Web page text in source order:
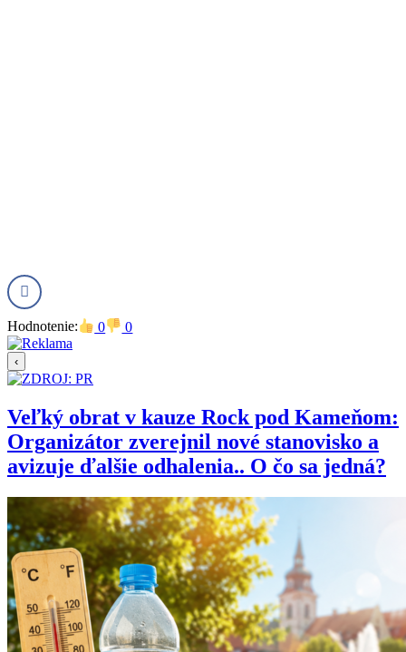
Hodnotenie: 0 0
‹
Veľký obrat v kauze Rock pod Kameňom:
Organizátor zverejnil nové stanovisko a
avizuje ďalšie odhalenia.. O čo sa jedná?